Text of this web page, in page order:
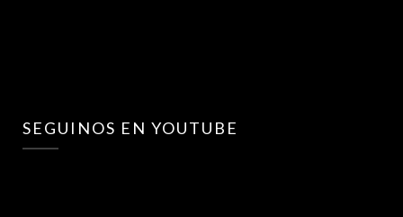
SEGUINOS EN YOUTUBE